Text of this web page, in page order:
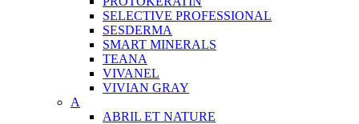
SELECTIVE PROFESSIONAL
SESDERMA
SMART MINERALS
TEANA
VIVANEL
VIVIAN GRAY
A
ABRIL ET NATURE